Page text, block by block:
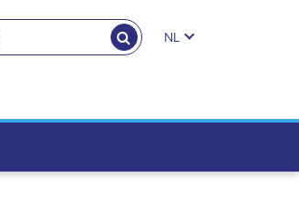
search.button
NL